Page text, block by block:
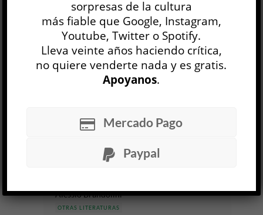
Antigüedades
Cynthia Ozick
OTRAS LITERATURAS
Juan F. Comperatore
30 JUL
Nada en la vitalidad de la prosa de Cynthia Ozick
sumándole años, cada una de...
Alessio Brandolini
OTRAS LITERATURAS
sorpresas de la cultura
más fiable que Google, Instagram,
Youtube, Twitter o Spotify.
Lleva veinte años haciendo crítica,
no quiere venderte nada y es gratis.
Apoyanos.
Mercado Pago
Paypal